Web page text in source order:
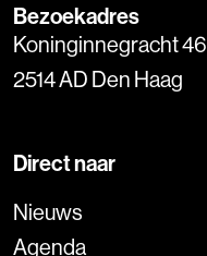
Bezoekadres
Koninginnegracht 46
2514 AD Den Haag
Direct naar
Nieuws
Agenda